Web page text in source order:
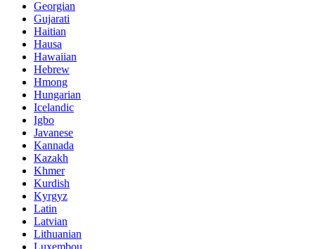
Georgian
Gujarati
Haitian
Hausa
Hawaiian
Hebrew
Hmong
Hungarian
Icelandic
Igbo
Javanese
Kannada
Kazakh
Khmer
Kurdish
Kyrgyz
Latin
Latvian
Lithuanian